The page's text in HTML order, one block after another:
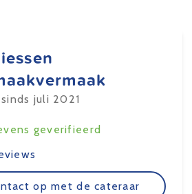
juli 2021
geverifieerd
op met de cateraar